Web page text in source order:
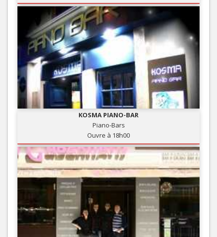
KOSMA PIANO-BAR
Piano-Bars
Ouvre à 18h00